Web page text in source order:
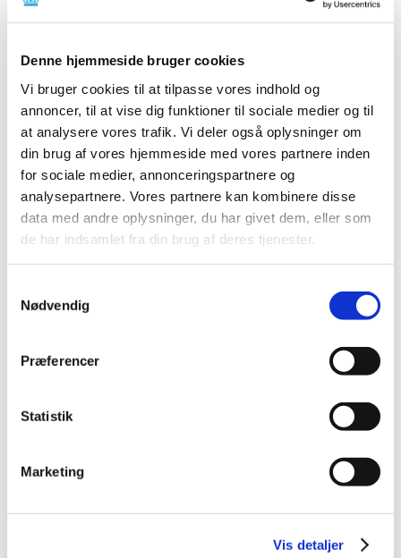
Denne hjemmeside bruger cookies
Vi bruger cookies til at tilpasse vores indhold og
annoncer, til at vise dig funktioner til sociale medier og til
at analysere vores trafik. Vi deler også oplysninger om
din brug af vores hjemmeside med vores partnere inden
for sociale medier, annonceringspartnere og
analysepartnere. Vores partnere kan kombinere disse
data med andre oplysninger, du har givet dem, eller som
de har indsamlet fra din brug af deres tjenester.
Nødvendig
Præferencer
Statistik
Marketing
Vis detaljer
I forbindelse med monitorering af forsøgsordningen med
Ændring af rapportering for visse
cannabisprodukter fra 1. januar 2024
|6. december 2023|
FNs kontrolorgan, International Narcotics Control Board
(INCB) har besluttet at ændre på måden…
Bevilling til at drive Kerteminde Apotek
| 5. december 2023|
Lægemiddelstyrelsen har den 24. november 2023
ansøgninger om kliniske lægemiddelforsøg er
Lægemiddelstyrelsen har lukket mellem jul og nytår, til og
klausuleret tilskud